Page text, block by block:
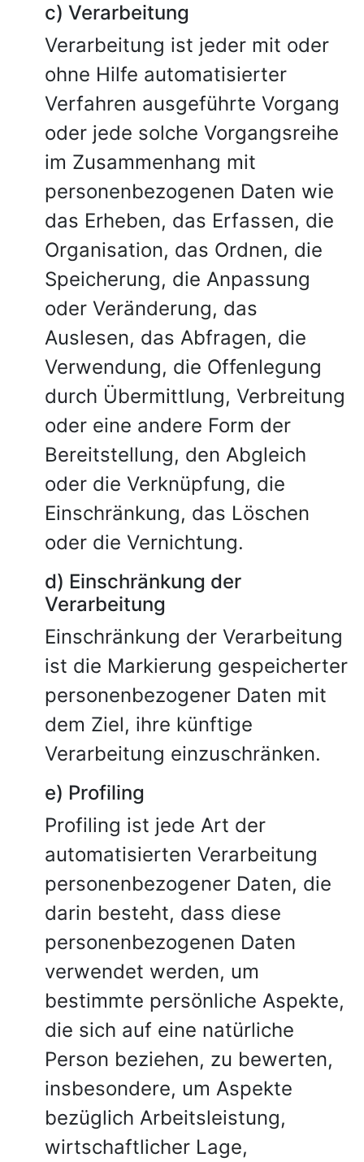
c) Verarbeitung
Verarbeitung ist jeder mit oder
ohne Hilfe automatisierter
Verfahren ausgeführte Vorgang
oder jede solche Vorgangsreihe
im Zusammenhang mit
personenbezogenen Daten wie
das Erheben, das Erfassen, die
Organisation, das Ordnen, die
Speicherung, die Anpassung
oder Veränderung, das
Auslesen, das Abfragen, die
Verwendung, die Offenlegung
durch Übermittlung, Verbreitung
oder eine andere Form der
Bereitstellung, den Abgleich
oder die Verknüpfung, die
Einschränkung, das Löschen
oder die Vernichtung.
d) Einschränkung der
Verarbeitung
Einschränkung der Verarbeitung
ist die Markierung gespeicherter
personenbezogener Daten mit
dem Ziel, ihre künftige
Verarbeitung einzuschränken.
e) Profiling
Profiling ist jede Art der
automatisierten Verarbeitung
personenbezogener Daten, die
darin besteht, dass diese
personenbezogenen Daten
verwendet werden, um
bestimmte persönliche Aspekte,
die sich auf eine natürliche
Person beziehen, zu bewerten,
insbesondere, um Aspekte
bezüglich Arbeitsleistung,
wirtschaftlicher Lage,